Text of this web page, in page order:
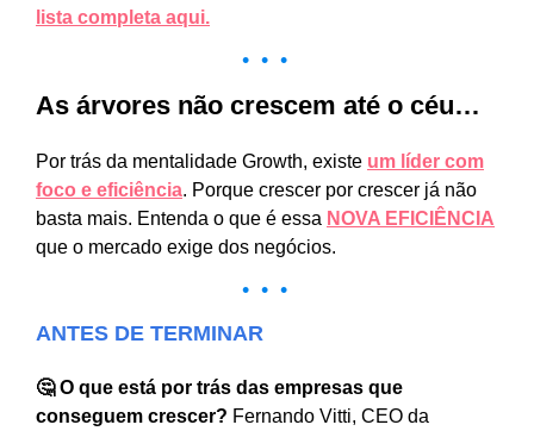
lista completa aqui.
• • •
As árvores não crescem até o céu…
Por trás da mentalidade Growth, existe um líder com
foco e eficiência. Porque crescer por crescer já não
basta mais. Entenda o que é essa NOVA EFICIÊNCIA
que o mercado exige dos negócios.
• • •
ANTES DE TERMINAR
🤔 O que está por trás das empresas que
conseguem crescer? Fernando Vitti, CEO da